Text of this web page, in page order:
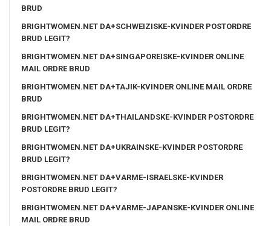
BRUD
BRIGHTWOMEN.NET DA+SCHWEIZISKE-KVINDER POSTORDRE
BRUD LEGIT?
BRIGHTWOMEN.NET DA+SINGAPOREISKE-KVINDER ONLINE
MAIL ORDRE BRUD
BRIGHTWOMEN.NET DA+TAJIK-KVINDER ONLINE MAIL ORDRE
BRUD
BRIGHTWOMEN.NET DA+THAILANDSKE-KVINDER POSTORDRE
BRUD LEGIT?
BRIGHTWOMEN.NET DA+UKRAINSKE-KVINDER POSTORDRE
BRUD LEGIT?
BRIGHTWOMEN.NET DA+VARME-ISRAELSKE-KVINDER
POSTORDRE BRUD LEGIT?
BRIGHTWOMEN.NET DA+VARME-JAPANSKE-KVINDER ONLINE
MAIL ORDRE BRUD